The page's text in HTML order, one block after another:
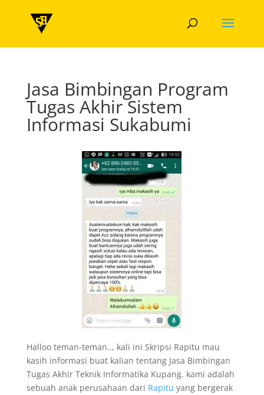
Jasa Bimbingan Program
Tugas Akhir Sistem
Informasi Sukabumi
Halloo teman-teman.., kali ini Skripsi Rapitu mau
kasih informasi buat kalian tentang Jasa Bimbingan
Tugas Akhir Teknik Informatika Kupang. kami adalah
sebuah anak perusahaan dari Rapitu yang bergerak